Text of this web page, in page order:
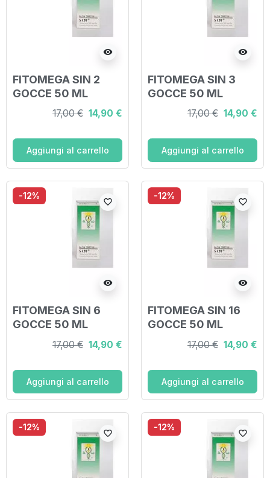
visibility
FITOMEGA SIN 2
GOCCE 50 ML
17,00 € 14,90 €
Aggiungi al carrello
visibility
FITOMEGA SIN 3
GOCCE 50 ML
17,00 € 14,90 €
Aggiungi al carrello
-12%
visibility
favorite_border
FITOMEGA SIN 6
GOCCE 50 ML
17,00 € 14,90 €
Aggiungi al carrello
-12%
visibility
favorite_border
FITOMEGA SIN 16
GOCCE 50 ML
17,00 € 14,90 €
Aggiungi al carrello
-12%
favorite_border
-12%
favorite_border